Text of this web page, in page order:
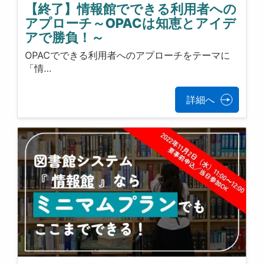
【終了】情報館でできる利用者への
アプローチ～OPACは知恵とアイデ
アで勝負！～
OPACでできる利用者へのアプローチをテーマに
「情…
詳細へ